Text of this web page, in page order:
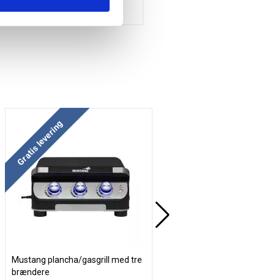
Gratis levering
Mustang plancha/gasgrill med tre
brændere